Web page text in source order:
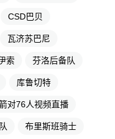
CSD巴贝
瓦济苏巴尼
索 芬洛后备队
库鲁切特
对76人视频直播
布里斯班骑士